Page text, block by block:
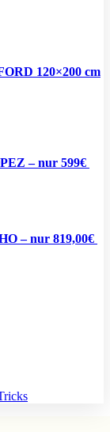
120×200 cm
– nur 599€
– nur 819,00€